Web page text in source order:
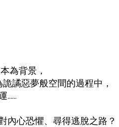
為背景，
譎惡夢般空間的過程中，
內心恐懼、尋得逃脫之路？